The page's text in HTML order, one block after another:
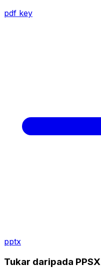
pdf key
pptx
Tukar daripada PPSX